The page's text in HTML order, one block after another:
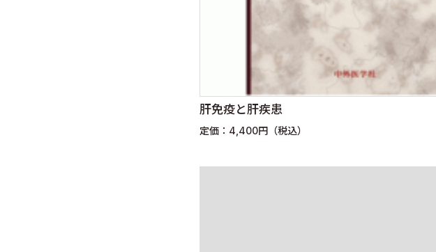
肝免疫と肝疾患
定価：4,400円（税込）